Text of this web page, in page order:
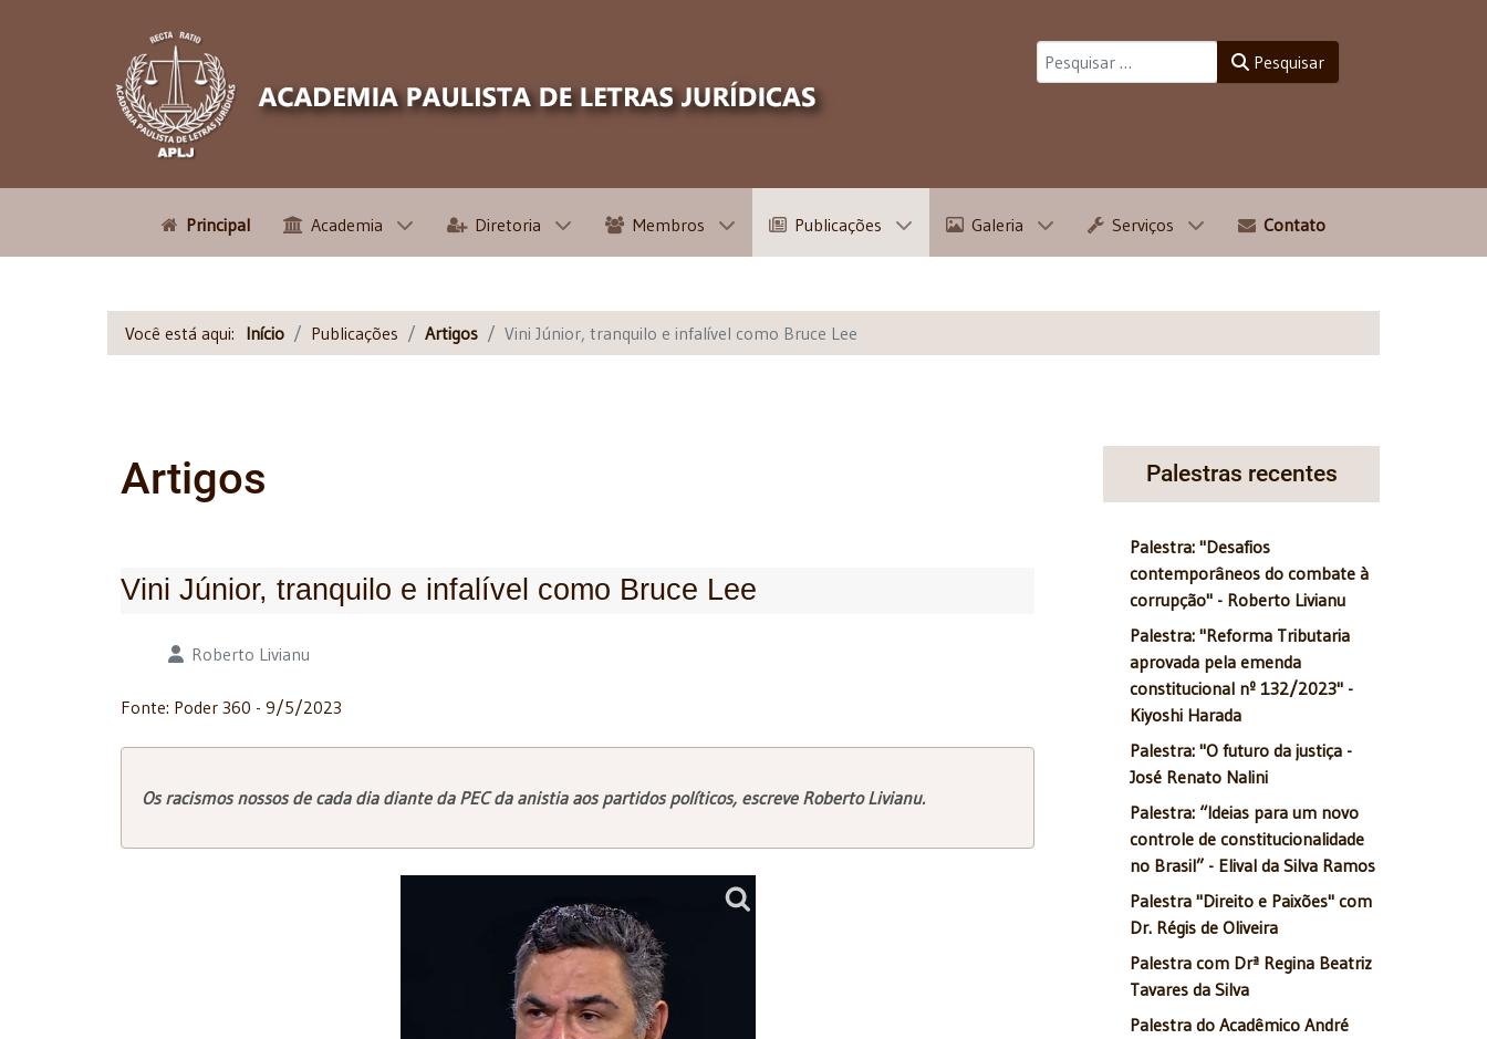
Pesquisar
Principal Academia Diretoria Membros Publicações Galeria Serviços Contato
Você está aqui: Início Publicações Artigos Vini Júnior, tranquilo e infalível como Bruce Lee
Artigos
Vini Júnior, tranquilo e infalível como Bruce Lee
Detalhes Roberto Livianu
Fonte: Poder 360 - 9/5/2023
Os racismos nossos de cada dia diante da PEC da anistia aos partidos políticos, escreve Roberto Livianu.
Palestras recentes
Palestra: "Desafios
contemporâneos do combate à
corrupção" - Roberto Livianu
Palestra: "Reforma Tributaria
aprovada pela emenda
constitucional nº 132/2023" -
Kiyoshi Harada
Palestra: "O futuro da justiça -
José Renato Nalini
Palestra: “Ideias para um novo
controle de constitucionalidade
no Brasil” - Elival da Silva Ramos
Palestra "Direito e Paixões" com
Dr. Régis de Oliveira
Palestra com Drª Regina Beatriz
Tavares da Silva
Palestra do Acadêmico André